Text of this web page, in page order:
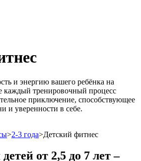
и энергию вашего ребёнка на
каждый тренировочный процесс
приключение, способствующее
и уверенности в себе.
>2-3 года>Детский фитнес
от 2,5 до 7 лет–